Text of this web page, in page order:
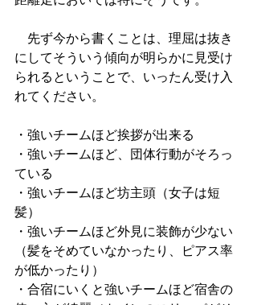
先ず今から書くことは、理屈は抜き
にしてそういう傾向が明らかに見受け
られるということで、いったん受け入
れてください。
・強いチームほど挨拶が出来る
・強いチームほど、団体行動がそろっ
ている
・強いチームほど坊主頭（女子は短
髪）
・強いチームほど外見に装飾が少ない
（髪をそめていなかったり、ピアス率
が低かったり）
・合宿にいくと強いチームほど宿舎の